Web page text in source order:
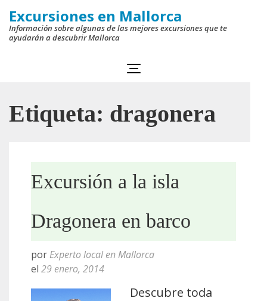
Saltar
contenido
Intro)
Excursiones en Mallorca
Información sobre algunas de las mejores excursiones que te
ayudarán a descubrir Mallorca
Etiqueta: dragonera
Excursión a la isla
Dragonera en barco
por Experto local en Mallorca
el 29 enero, 2014
Descubre toda